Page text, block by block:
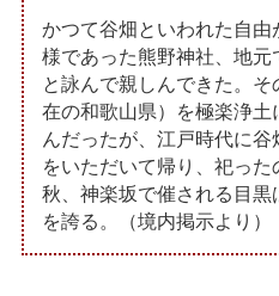
かつて谷畑といわれた自
様であった熊野神社、地元
と詠んで親しんできた。
在の和歌山県）を極楽浄
んだったが、江戸時代に
をいただいて帰り、祀っ
秋、神楽坂で催される目黒
を誇る。（境内掲示より）